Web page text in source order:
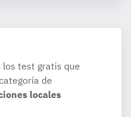
los test gratis que
de
locales